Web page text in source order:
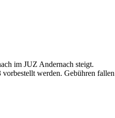
im JUZ Andernach steigt.
werden. Gebühren